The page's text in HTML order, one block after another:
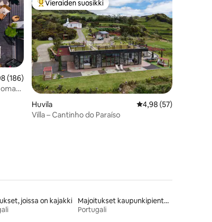
arvio 4,98/5, 186 arvostelua
(186)
Vieraiden suosikkien parhaimmistoa
Vieraiden suosikki
Huvila Keskimääräinen
4,98 (57)
Villa – Cantinho do Paraíso
joissa on kajakki
Majoitukset kaupunkipientaloissa
Portugali